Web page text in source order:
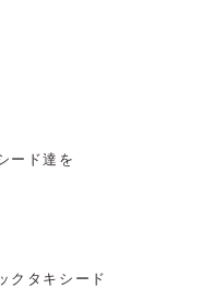
ード達を
クタキシード